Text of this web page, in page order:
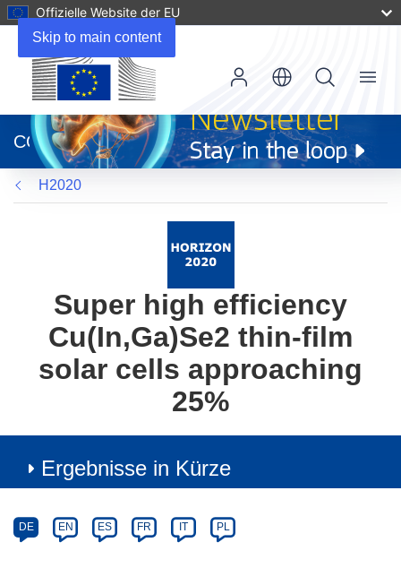
Skip to main content
Offizielle Website der EU
neuem
Fenster)
CORDIS
Menu
H2020
Super high efficiency
Cu(In,Ga)Se2 thin-film
solar cells approaching
25%
Ergebnisse in Kürze
Category
Article
available
DE EN ES FR IT PL